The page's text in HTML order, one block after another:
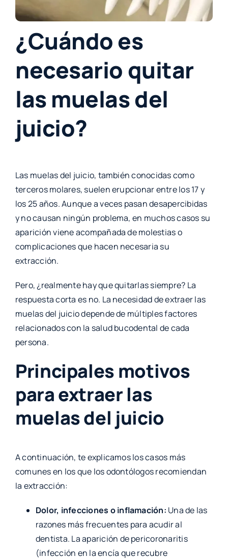
¿Cuándo es
necesario quitar
las muelas del
juicio?
Las muelas del juicio, también conocidas como
terceros molares, suelen erupcionar entre los 17 y
los 25 años. Aunque a veces pasan desapercibidas
y no causan ningún problema, en muchos casos su
aparición viene acompañada de molestias o
complicaciones que hacen necesaria su
extracción.
Pero, ¿realmente hay que quitarlas siempre? La
respuesta corta es no. La necesidad de extraer las
muelas del juicio depende de múltiples factores
relacionados con la salud bucodental de cada
persona.
Principales motivos
para extraer las
muelas del juicio
A continuación, te explicamos los casos más
comunes en los que los odontólogos recomiendan
la extracción:
Dolor, infecciones o inflamación: Una de las
razones más frecuentes para acudir al
dentista. La aparición de pericoronaritis
(infección en la encía que recubre